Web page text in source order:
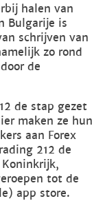
halen van
Bulgarije is
schrijven van
zo rond
de
de stap gezet
maken ze hun
aan Forex
212 de
tot de
app store.